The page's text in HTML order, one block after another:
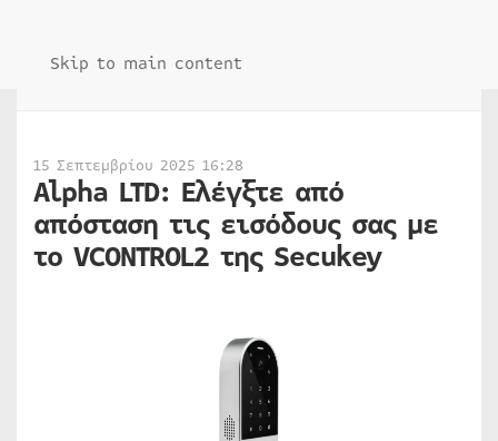
Skip to main content
15 Σεπτεμβρίου 2025 16:28
Alpha LTD: Ελέγξτε από
απόσταση τις εισόδους σας με
το VCONTROL2 της Secukey